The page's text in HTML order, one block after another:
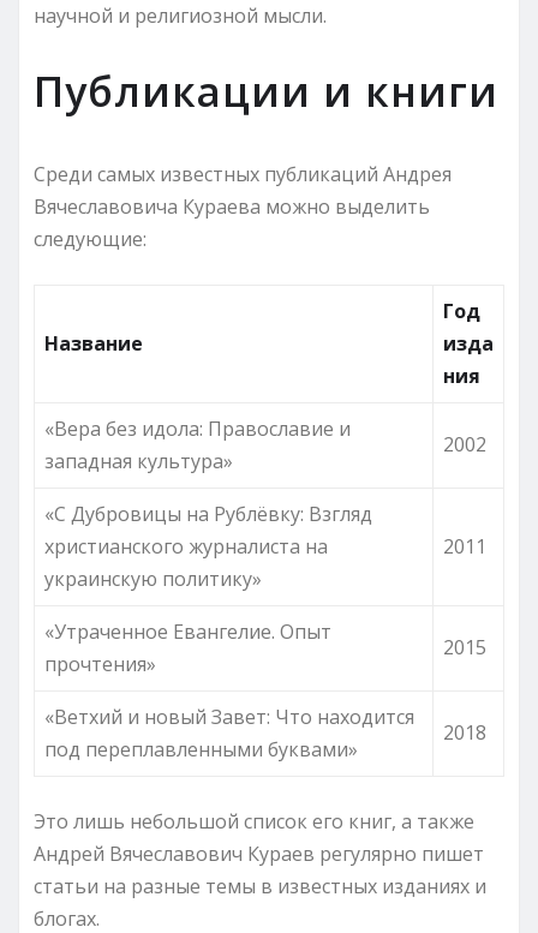
научной и религиозной мысли.
Публикации и книги
Среди самых известных публикаций Андрея
Вячеславовича Кураева можно выделить
следующие:
Название
Год
изда
ния
«Вера без идола: Православие и
западная культура»
2002
«С Дубровицы на Рублёвку: Взгляд
христианского журналиста на
украинскую политику»
2011
«Утраченное Евангелие. Опыт
прочтения»
2015
«Ветхий и новый Завет: Что находится
под переплавленными буквами»
2018
Это лишь небольшой список его книг, а также
Андрей Вячеславович Кураев регулярно пишет
статьи на разные темы в известных изданиях и
блогах.